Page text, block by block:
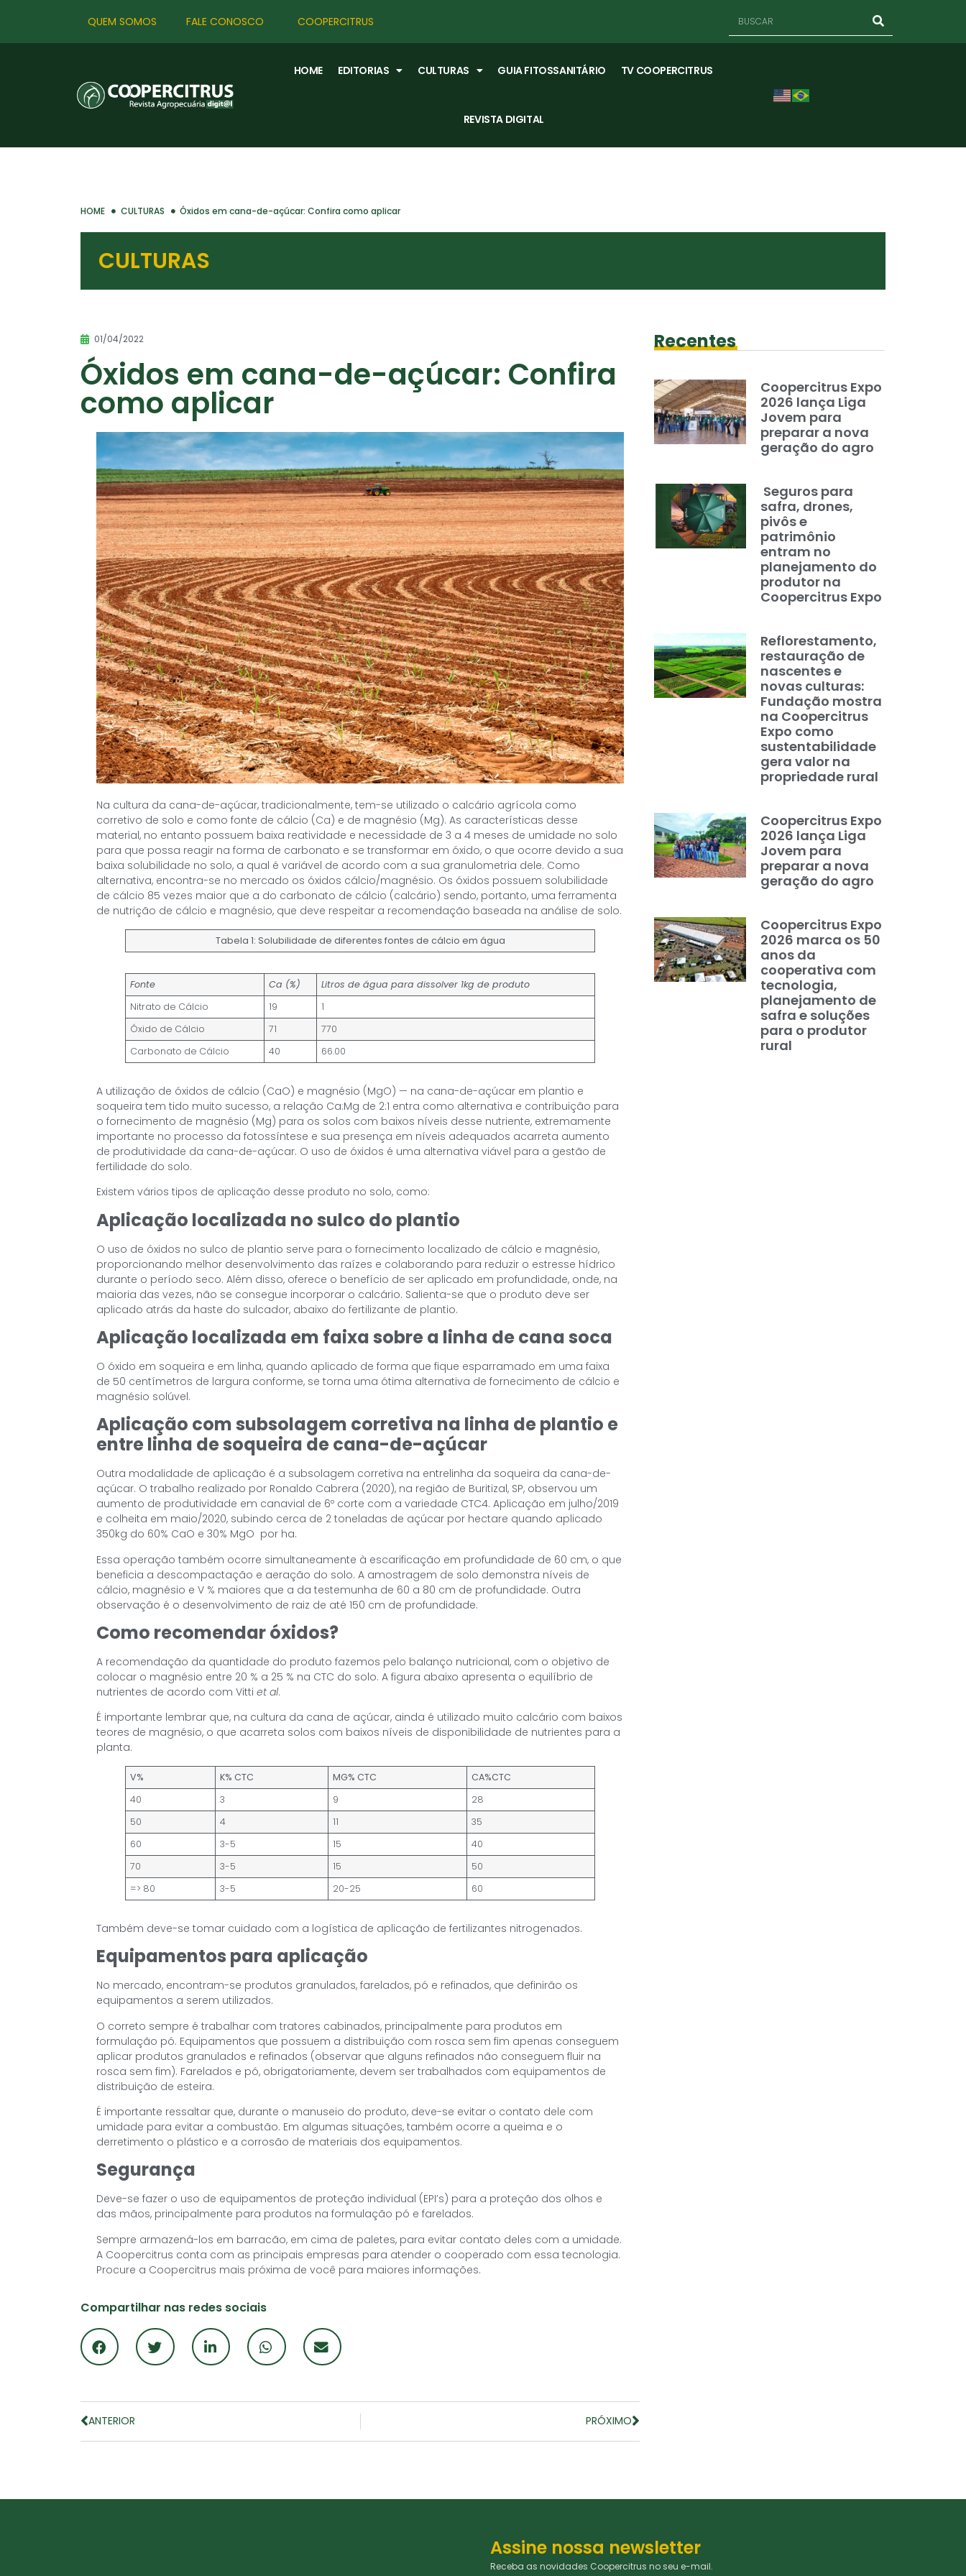
QUEM SOMOS FALE CONOSCO COOPERCITRUS
HOME EDITORIAS CULTURAS GUIA FITOSSANITÁRIO TV COOPERCITRUS
REVISTA DIGITAL
HOME CULTURAS Óxidos em cana-de-açúcar: Confira como aplicar
CULTURAS
01/04/2022
Óxidos em cana-de-açúcar: Confira
como aplicar
Na cultura da cana-de-açúcar, tradicionalmente, tem-se utilizado o calcário agrícola como
corretivo de solo e como fonte de cálcio (Ca) e de magnésio (Mg). As características desse
material, no entanto possuem baixa reatividade e necessidade de 3 a 4 meses de umidade no solo
para que possa reagir na forma de carbonato e se transformar em óxido, o que ocorre devido a sua
baixa solubilidade no solo, a qual é variável de acordo com a sua granulometria dele. Como
alternativa, encontra-se no mercado os óxidos cálcio/magnésio. Os óxidos possuem solubilidade
de cálcio 85 vezes maior que a do carbonato de cálcio (calcário) sendo, portanto, uma ferramenta
de nutrição de cálcio e magnésio, que deve respeitar a recomendação baseada na análise de solo.
Tabela 1: Solubilidade de diferentes fontes de cálcio em água
Fonte Ca (%)
Litros de água para dissolver 1kg de produto
Nitrato de Cálcio
19
1
Óxido de Cálcio
71
770
Carbonato de Cálcio
40 66.00
A utilização de óxidos de cálcio (CaO) e magnésio (MgO) — na cana-de-açúcar em plantio e
soqueira tem tido muito sucesso, a relação Ca:Mg de 2:1 entra como alternativa e contribuição para
o fornecimento de magnésio (Mg) para os solos com baixos níveis desse nutriente, extremamente
importante no processo da fotossíntese e sua presença em níveis adequados acarreta aumento
de produtividade da cana-de-açúcar. O uso de óxidos é uma alternativa viável para a gestão de
fertilidade do solo.
Existem vários tipos de aplicação desse produto no solo, como:
Aplicação localizada no sulco do plantio
O uso de óxidos no sulco de plantio serve para o fornecimento localizado de cálcio e magnésio,
proporcionando melhor desenvolvimento das raízes e colaborando para reduzir o estresse hídrico
durante o período seco. Além disso, oferece o benefício de ser aplicado em profundidade, onde, na
maioria das vezes, não se consegue incorporar o calcário. Salienta-se que o produto deve ser
aplicado atrás da haste do sulcador, abaixo do fertilizante de plantio.
Aplicação localizada em faixa sobre a linha de cana soca
O óxido em soqueira e em linha, quando aplicado de forma que fique esparramado em uma faixa
de 50 centímetros de largura conforme, se torna uma ótima alternativa de fornecimento de cálcio e
magnésio solúvel.
Aplicação com subsolagem corretiva na linha de plantio e
entre linha de soqueira de cana-de-açúcar
Outra modalidade de aplicação é a subsolagem corretiva na entrelinha da soqueira da cana-de-
açúcar. O trabalho realizado por Ronaldo Cabrera (2020), na região de Buritizal, SP, observou um
aumento de produtividade em canavial de 6º corte com a variedade CTC4. Aplicação em julho/2019
e colheita em maio/2020, subindo cerca de 2 toneladas de açúcar por hectare quando aplicado
350kg do 60% CaO e 30% MgO por ha.
Essa operação também ocorre simultaneamente à escarificação em profundidade de 60 cm, o que
beneficia a descompactação e aeração do solo. A amostragem de solo demonstra níveis de
cálcio, magnésio e V % maiores que a da testemunha de 60 a 80 cm de profundidade. Outra
observação é o desenvolvimento de raiz de até 150 cm de profundidade.
Como recomendar óxidos?
A recomendação da quantidade do produto fazemos pelo balanço nutricional, com o objetivo de
colocar o magnésio entre 20 % a 25 % na CTC do solo. A figura abaixo apresenta o equilíbrio de
nutrientes de acordo com Vitti et al.
É importante lembrar que, na cultura da cana de açúcar, ainda é utilizado muito calcário com baixos
teores de magnésio, o que acarreta solos com baixos níveis de disponibilidade de nutrientes para a
planta.
V% K% CTC MG% CTC
CA%CTC
40
3 9
28
50
4 11
35
60
3-5 15
40
70
3-5 15
50
=> 80
3-5 20-25 60
Também deve-se tomar cuidado com a logística de aplicação de fertilizantes nitrogenados.
Equipamentos para aplicação
No mercado, encontram-se produtos granulados, farelados, pó e refinados, que definirão os
equipamentos a serem utilizados.
O correto sempre é trabalhar com tratores cabinados, principalmente para produtos em
formulação pó. Equipamentos que possuem a distribuição com rosca sem fim apenas conseguem
aplicar produtos granulados e refinados (observar que alguns refinados não conseguem fluir na
rosca sem fim). Farelados e pó, obrigatoriamente, devem ser trabalhados com equipamentos de
distribuição de esteira.
É importante ressaltar que, durante o manuseio do produto, deve-se evitar o contato dele com
umidade para evitar a combustão. Em algumas situações, também ocorre a queima e o
derretimento o plástico e a corrosão de materiais dos equipamentos.
Segurança
Deve-se fazer o uso de equipamentos de proteção individual (EPI’s) para a proteção dos olhos e
das mãos, principalmente para produtos na formulação pó e farelados.
Sempre armazená-los em barracão, em cima de paletes, para evitar contato deles com a umidade.
A Coopercitrus conta com as principais empresas para atender o cooperado com essa tecnologia.
Procure a Coopercitrus mais próxima de você para maiores informações.
Compartilhar nas redes sociais
ANTERIOR PRÓXIMO
Recentes
Coopercitrus Expo
2026 lança Liga
Jovem para
preparar a nova
geração do agro
Seguros para
safra, drones,
pivôs e
patrimônio
entram no
planejamento do
produtor na
Coopercitrus Expo
Reflorestamento,
restauração de
nascentes e
novas culturas:
Fundação mostra
na Coopercitrus
Expo como
sustentabilidade
gera valor na
propriedade rural
Coopercitrus Expo
2026 lança Liga
Jovem para
preparar a nova
geração do agro
Coopercitrus Expo
2026 marca os 50
anos da
cooperativa com
tecnologia,
planejamento de
safra e soluções
para o produtor
rural
Assine nossa newsletter
Receba as novidades Coopercitrus no seu e-mail.